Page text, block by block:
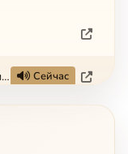
Богословские воззрения Хомякова Сейчас